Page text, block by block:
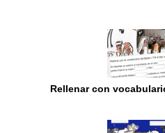
Rellenar con